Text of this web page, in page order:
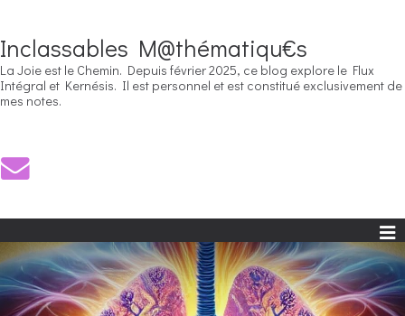
Inclassables M@thématiqu€s
La Joie est le Chemin. Depuis février 2025, ce blog explore le Flux
Intégral et Kernésis. Il est personnel et est constitué exclusivement de
mes notes.